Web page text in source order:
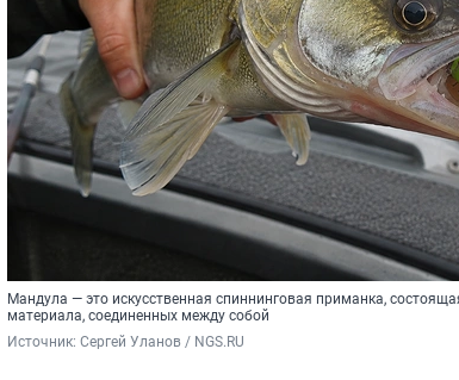
Мандула — это искусственная спиннинговая приманка,
материала, соединенных между собой
Источник: Сергей Уланов / NGS.RU